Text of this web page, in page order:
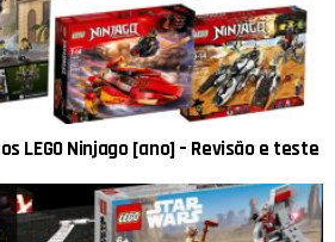
LEGO Ninjago [ano] – Revisão e teste